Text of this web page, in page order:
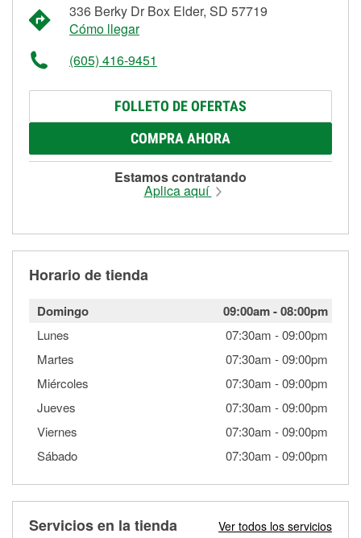
336 Berky Dr Box Elder, SD 57719
Cómo llegar
(605) 416-9451
FOLLETO DE OFERTAS
COMPRA AHORA
Estamos contratando
Aplica aquí
Horario de tienda
Domingo 09:00am-08:00pm
Lunes 07:30am -09:00pm
Martes
07:30am -09:00pm
Miércoles
07:30am -09:00pm
Jueves
07:30am -09:00pm
Viernes
07:30am -09:00pm
Sábado
07:30am -09:00pm
Servicios en la tienda Ver todos los servicios